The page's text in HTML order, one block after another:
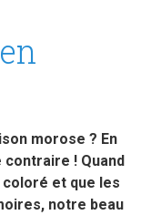
morose ? En
! Quand
et que les
notre beau